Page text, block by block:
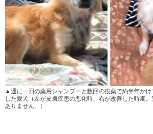
▲週に一回の薬用シャンプーと数回の投薬で約半年か
した愛犬（左が皮膚疾患の悪化時、右が改善した時期
ありません。）